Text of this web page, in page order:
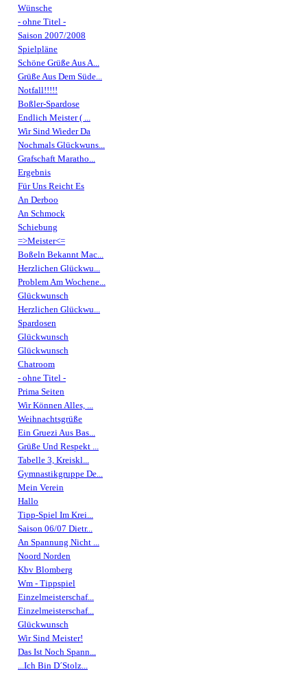
Wünsche
- ohne Titel -
Saison 2007/2008
Spielpläne
Schöne Grüße Aus A...
Grüße Aus Dem Süde...
Notfall!!!!!
Boßler-Spardose
Endlich Meister ( ...
Wir Sind Wieder Da
Nochmals Glückwuns...
Grafschaft Maratho...
Ergebnis
Für Uns Reicht Es
An Derboo
An Schmock
Schiebung
=>Meister<=
Boßeln Bekannt Mac...
Herzlichen Glückwu...
Problem Am Wochene...
Glückwunsch
Herzlichen Glückwu...
Spardosen
Glückwunsch
Glückwunsch
Chatroom
- ohne Titel -
Prima Seiten
Wir Können Alles, ...
Weihnachtsgrüße
Ein Gruezi Aus Bas...
Grüße Und Respekt ...
Tabelle 3, Kreiskl...
Gymnastikgruppe De...
Mein Verein
Hallo
Tipp-Spiel Im Krei...
Saison 06/07 Dietr...
An Spannung Nicht ...
Noord Norden
Kbv Blomberg
Wm - Tippspiel
Einzelmeisterschaf...
Einzelmeisterschaf...
Glückwunsch
Wir Sind Meister!
Das Ist Noch Spann...
...Ich Bin D´Stolz...